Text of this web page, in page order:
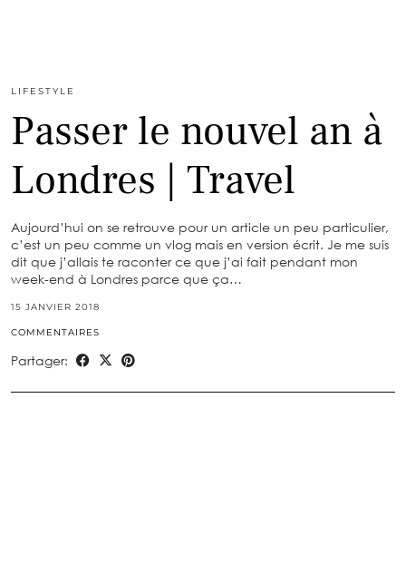
LIFESTYLE
Passer le nouvel an à
Londres | Travel
Aujourd’hui on se retrouve pour un article un peu particulier,
c’est un peu comme un vlog mais en version écrit. Je me suis
dit que j’allais te raconter ce que j’ai fait pendant mon
week-end à Londres parce que ça…
15 JANVIER 2018
COMMENTAIRES
Partager: